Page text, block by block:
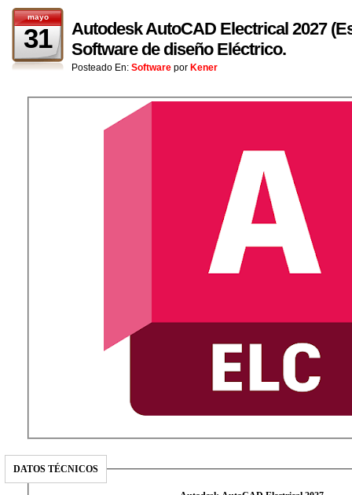
mayo
31
Autodesk AutoCAD Electrical 2027
Software de diseño Eléctrico.
Posteado En: Software por Kener
DATOS TÉCNICOS